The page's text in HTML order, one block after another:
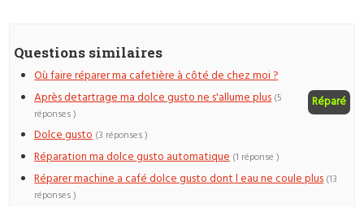
Questions similaires
Où faire réparer ma cafetière à côté de chez moi ?
Après detartrage ma dolce gusto ne s'allume plus
Réparé
(5
réponses )
Dolce gusto (3 réponses )
Réparation ma dolce gusto automatique (1 réponse )
Réparer machine a café dolce gusto dont l eau ne coule plus (13
réponses )